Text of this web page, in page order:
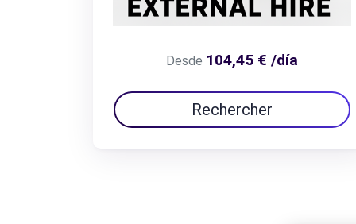
Desde 104,45 € /día
Rechercher